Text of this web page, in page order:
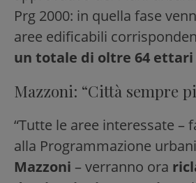
Prg 2000: in quella fase
aree edificabili
un totale di oltre 64
Mazzoni: “Città sempre
“Tutte le aree interessate –
alla Programmazione
Mazzoni – verranno ora